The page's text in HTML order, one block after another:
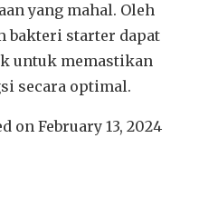
yang mahal. Oleh
bakteri starter dapat
untuk memastikan
secara optimal.
on February 13, 2024